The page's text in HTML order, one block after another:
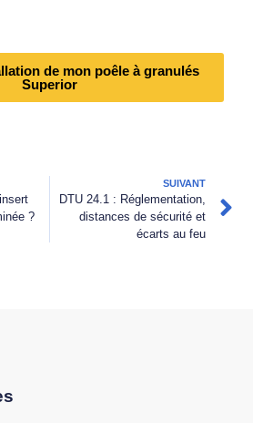
de mon poêle à granulés
Superior
?
SUIVANT
DTU 24.1 : Réglementation,
distances de sécurité et
écarts au feu